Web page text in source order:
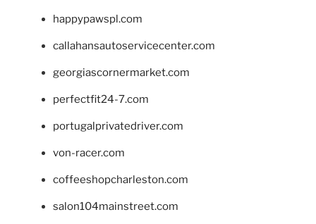
happypawspl.com
callahansautoservicecenter.com
georgiascornermarket.com
perfectfit24-7.com
portugalprivatedriver.com
von-racer.com
coffeeshopcharleston.com
salon104mainstreet.com